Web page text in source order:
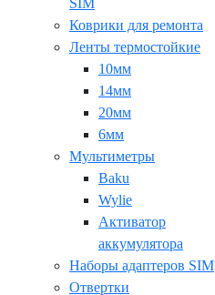
SIM
Коврики для ремонта
Ленты термостойкие
10мм
14мм
20мм
6мм
Мультиметры
Baku
Wylie
Активатор
аккумулятора
Наборы адаптеров SIM
Отвертки